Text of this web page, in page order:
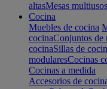
altasMesas multiusos
Cocina
Muebles de cocina
cocinaConjuntos de
cocinaSillas de
modularesCocinas
Cocinas a medida
Accesorios de